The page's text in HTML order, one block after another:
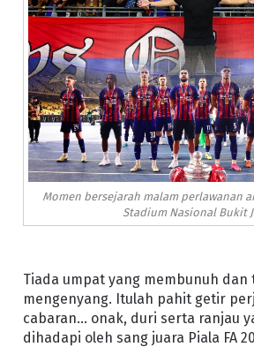
Momen bersejarah malam perlawanan
Stadium Nasional Bukit
Tiada umpat yang membunuh dan
mengenyang. Itulah pahit getir
cabaran… onak, duri serta ranjau
dihadapi oleh sang juara Piala FA